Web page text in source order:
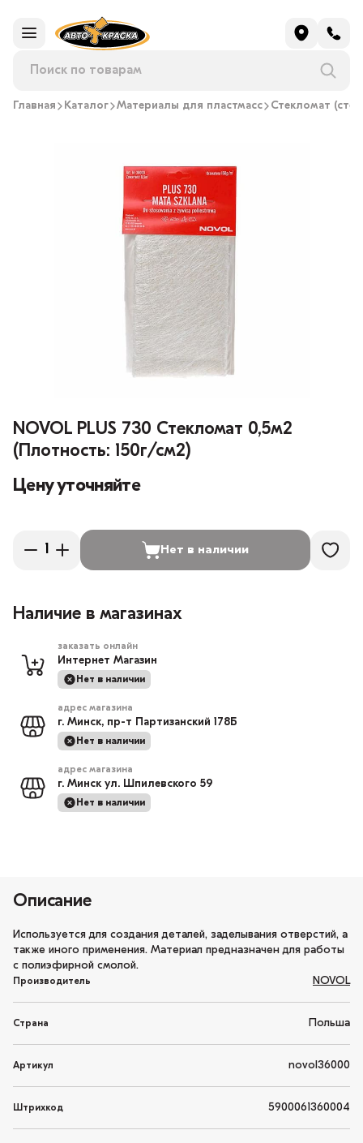
Главная Каталог Материалы для пластмасс Стекломат
NOVOL PLUS 730 Стекломат 0,5м2
(Плотность: 150г/см2)
Цену уточняйте
Нет в наличии
Наличие в магазинах
заказать онлайн
Интернет Магазин
Нет в наличии
адрес магазина
г. Минск, пр-т Партизанский 178Б
Нет в наличии
адрес магазина
г. Минск ул. Шпилевского 59
Нет в наличии
Описание
Используется для создания деталей, заделывания отверстий, а
также иного применения. Материал предназначен для работы
с полиэфирной смолой.
Производитель NOVOL
Страна Польша
Артикул novol36000
Штрихкод 5900061360004